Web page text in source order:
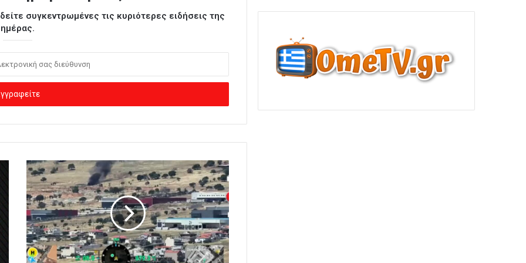
συγκεντρωμένες τις κυριότερες ειδήσεις της
ημέρας.